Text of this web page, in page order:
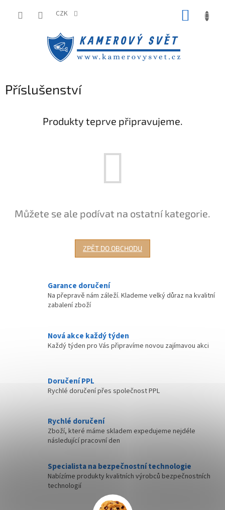
CZK
Příslušenství
Produkty teprve připravujeme.
Můžete se ale podívat na ostatní kategorie.
ZPĚT DO OBCHODU
Garance doručení
Na přepravě nám záleží. Klademe velký důraz na kvalitní
zabalení zboží
Nová akce každý týden
Každý týden pro Vás připravíme novou zajímavou akci
Doručení PPL
Rychlé doručení přes společnost PPL
Rychlé doručení
Zboží, které máme skladem expedujeme nejdéle
následující pracovní den
Specialista na bezpečnostní technologie
Nabízíme produkty kvalitních výrobců bezpečnostních
technologií